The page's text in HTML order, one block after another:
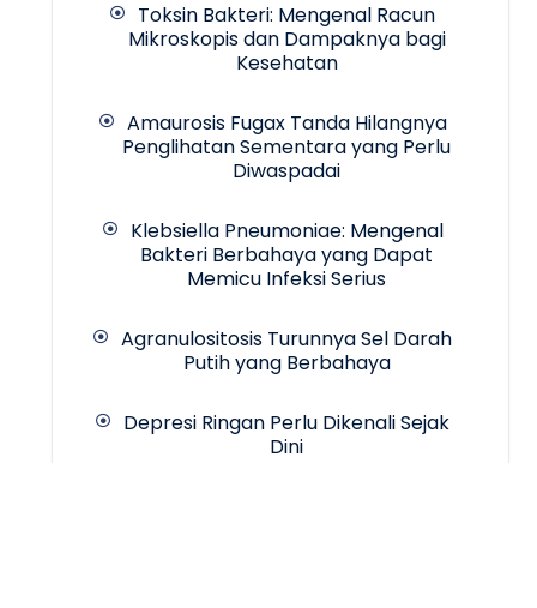
Toksin Bakteri: Mengenal Racun
Mikroskopis dan Dampaknya bagi
Kesehatan
Amaurosis Fugax Tanda Hilangnya
Penglihatan Sementara yang Perlu
Diwaspadai
Klebsiella Pneumoniae: Mengenal
Bakteri Berbahaya yang Dapat
Memicu Infeksi Serius
Agranulositosis Turunnya Sel Darah
Putih yang Berbahaya
Depresi Ringan Perlu Dikenali Sejak
Dini